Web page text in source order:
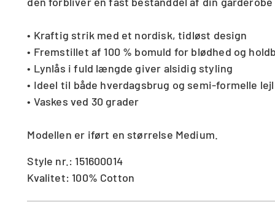
• Kraftig strik med et nordisk, tidløst design
• Fremstillet af 100 % bomuld for blødhed og
• Lynlås i fuld længde giver alsidig styling
• Ideel til både hverdagsbrug og semi-formelle
• Vaskes ved 30 grader
Modellen er iført en størrelse Medium.
Style nr.: 151600014
Kvalitet: 100% Cotton